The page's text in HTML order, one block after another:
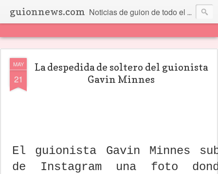
guionnews.com Noticias de guion de todo el mundo... Y más.
MAY
21
La despedida de soltero del guionista
Gavin Minnes
El guionista Gavin Minnes
de Instagram una foto